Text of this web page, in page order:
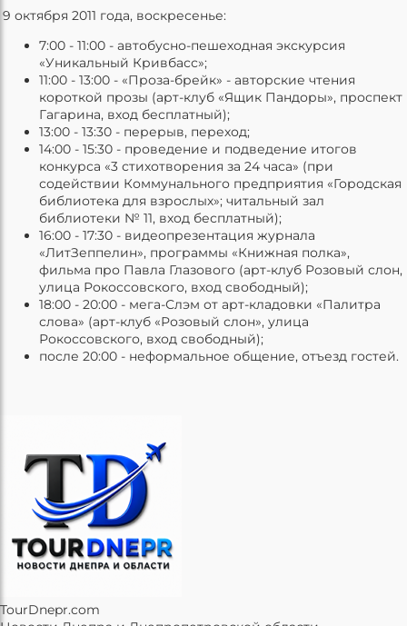
9 октября 2011 года, воскресенье:
7:00 - 11:00 - автобусно-пешеходная экскурсия
«Уникальный Кривбасс»;
11:00 - 13:00 - «Проза-брейк» - авторские чтения
короткой прозы (арт-клуб «Ящик Пандоры», проспект
Гагарина, вход бесплатный);
13:00 - 13:30 - перерыв, переход;
14:00 - 15:30 - проведение и подведение итогов
конкурса «3 стихотворения за 24 часа» (при
содействии Коммунального предприятия «Городская
библиотека для взрослых»; читальный зал
библиотеки № 11, вход бесплатный);
16:00 - 17:30 - видеопрезентация журнала
«ЛитЗеппелин», программы «Книжная полка»,
фильма про Павла Глазового (арт-клуб Розовый слон,
улица Рокоссовского, вход свободный);
18:00 - 20:00 - мега-Слэм от арт-кладовки «Палитра
слова» (арт-клуб «Розовый слон», улица
Рокоссовского, вход свободный);
после 20:00 - неформальное общение, отъезд гостей.
TourDnepr.com